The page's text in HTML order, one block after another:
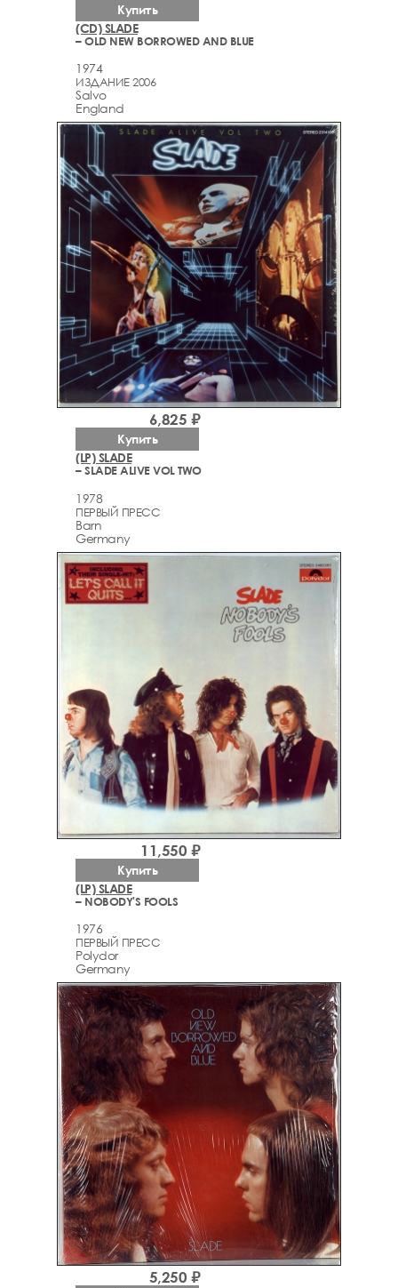
(CD) SLADE
– OLD NEW BORROWED AND BLUE
1974
ИЗДАНИЕ 2006
Salvo
England
Купить
(LP) SLADE
– SLADE ALIVE VOL TWO
1978
ПЕРВЫЙ ПРЕСС
Barn
Germany
6,825 ₽
Купить
(LP) SLADE
– NOBODY'S FOOLS
1976
ПЕРВЫЙ ПРЕСС
Polydor
Germany
11,550 ₽
Купить
5,250 ₽